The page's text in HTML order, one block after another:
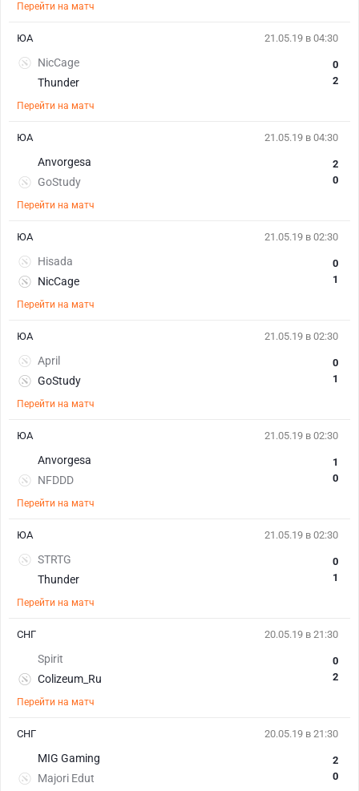
Перейти на матч
21.05.19 в 04:30
NicCage
Thunder
0
2
Перейти на матч
ЮА
21.05.19 в 04:30
Anvorgesa
GoStudy
2
0
Перейти на матч
ЮА
21.05.19 в 02:30
Hisada
NicCage
0
1
Перейти на матч
ЮА
21.05.19 в 02:30
April
GoStudy
0
1
Перейти на матч
ЮА
21.05.19 в 02:30
Anvorgesa
NFDDD
1
0
Перейти на матч
ЮА
21.05.19 в 02:30
STRTG
Thunder
0
1
Перейти на матч
ЮА
20.05.19 в 21:30
Spirit
Colizeum_Ru
0
2
Перейти на матч
СНГ
20.05.19 в 21:30
MIG Gaming
Majori Edut
2
0
СНГ